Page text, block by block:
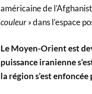
américaine de
couleur »dans l’espace
Le Moyen-Orient est
puissance iranienne
la région s’est